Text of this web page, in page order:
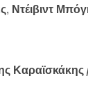
, Ντέιβιντ
Καραϊσκάκης